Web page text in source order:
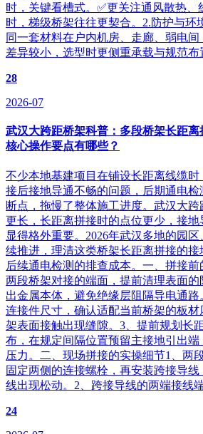
时，关键看槽式。✅更关注通风散热
时，梯级桥架往往更契合。2.防护与环
同一套材料在户内机房、走廊、弱电
差异较小，选型时更侧重承载与规范布
28
2026-07
武汉大跨距桥架科普：多段桥架长距
核心操作要点有哪些？
不少本地基建项目在铺设长距离线缆
接后接地导通不畅的问题，后期通电检
断点，拖慢了整体施工进度。武汉大
更长，长距离拼接时的点位更少，接
显得格外重要。2026年武汉多地的园
续推进，理清这类桥架长距离拼接的
后续通电检测的排查成本。一、拼接前
两段桥架对接的端面，提前清理表面
出金属本体，避免绝缘层阻隔导电通
连接件尺寸，确认适配当前桥架的板
架表面接触出现缝隙。3、提前规划长
布，在规定间隔位置预留主接地引出
压力。二、现场拼接的实操细节1、两
固定两侧的连接螺栓，再安装跨接导
线出现松动。2、跨接导线的两端接线
24